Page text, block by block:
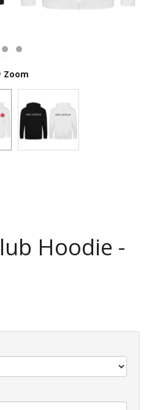
Zoom
Hoodie -